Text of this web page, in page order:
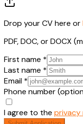
Drop your CV here or
PDF, DOC, or DOCX
First name *
Last name *
Email *
Phone number
I agree to the privacy